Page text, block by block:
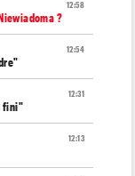
12:58
?
12:54
12:31
fini"
12:13